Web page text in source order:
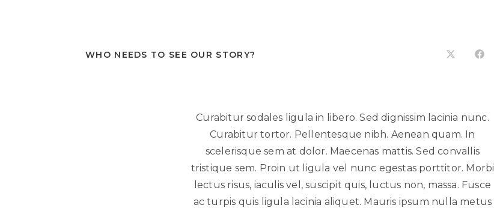
WHO NEEDS TO SEE OUR STORY?
Curabitur sodales ligula in libero. Sed dignissim lacinia nunc.
Curabitur tortor. Pellentesque nibh. Aenean quam. In
scelerisque sem at dolor. Maecenas mattis. Sed convallis
tristique sem. Proin ut ligula vel nunc egestas porttitor. Morbi
lectus risus, iaculis vel, suscipit quis, luctus non, massa. Fusce
ac turpis quis ligula lacinia aliquet. Mauris ipsum nulla metus